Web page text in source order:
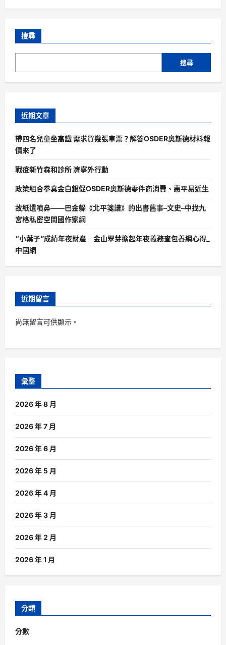
搜尋
搜尋
近期文章
帶四名兒童坐高鐵 需求買幾張車票？解答OSDER奧斯德材料報
價來了
戰疫新竹森和診所 濟寧外行動
政策組合拳真金白銀促OSDER奧斯德零件商消費、惠平易近生
故紙遺噴鼻——巴金躲《北平箋譜》的出書舊事–文史–中找九
宮格私密空間國作家網
“小葉子”成績年夜財產 金山翠芽擔起年夜義務查包養網心得_
中國網
近期留言
尚無留言可供顯示。
彙整
2026 年 8 月
2026 年 7 月
2026 年 6 月
2026 年 5 月
2026 年 4 月
2026 年 3 月
2026 年 2 月
2026 年 1 月
分類
分數